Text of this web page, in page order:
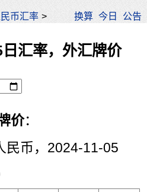
币汇率 > 换算 今日 公告
汇率，外汇牌价
价：
币，2024-11-05